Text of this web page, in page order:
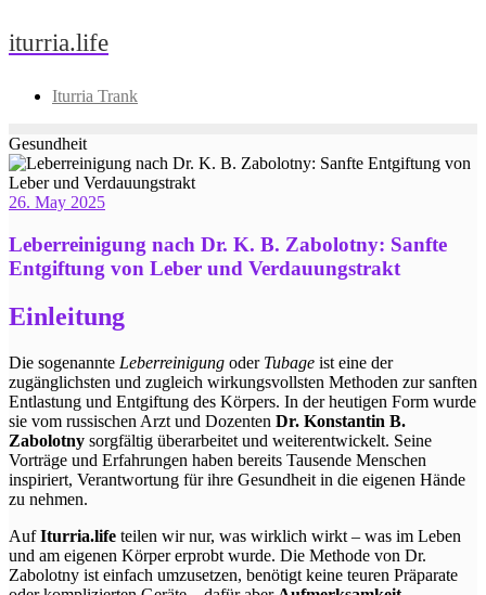
Skip
to
iturria.life
Iturria Trank
Gesundheit
26. May 2025
Leberreinigung nach Dr. K. B. Zabolotny: Sanfte
Entgiftung von Leber und Verdauungstrakt
Einleitung
Die sogenannte Leberreinigung oder Tubage ist eine der
zugänglichsten und zugleich wirkungsvollsten Methoden zur sanften
Entlastung und Entgiftung des Körpers. In der heutigen Form wurde
sie vom russischen Arzt und Dozenten Dr. Konstantin B.
Zabolotny sorgfältig überarbeitet und weiterentwickelt. Seine
Vorträge und Erfahrungen haben bereits Tausende Menschen
inspiriert, Verantwortung für ihre Gesundheit in die eigenen Hände
zu nehmen.
AufIturria.life teilen wir nur, was wirklich wirkt – was im Leben
und am eigenen Körper erprobt wurde. Die Methode von Dr.
Zabolotny ist einfach umzusetzen, benötigt keine teuren Präparate